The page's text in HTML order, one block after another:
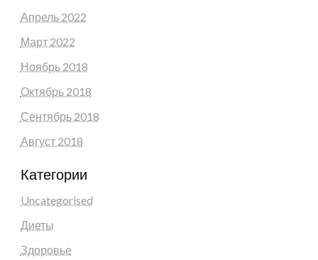
Апрель 2022
Март 2022
Ноябрь 2018
Октябрь 2018
Сентябрь 2018
Август 2018
Категории
Uncategorised
Диеты
Здоровье